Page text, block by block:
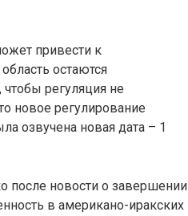
привести к
остаются
регуляция не
новое регулирование
озвучена новая дата – 1
после новости о завершении
в американо-иракских